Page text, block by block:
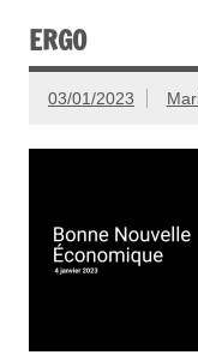
ERGO
03/01/2023